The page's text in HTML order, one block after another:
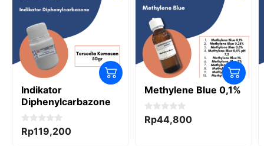
Indikator
Diphenylcarbazone
0
o
Rp119,200
Methylene Blue 0,1%
0
o
Rp44,800